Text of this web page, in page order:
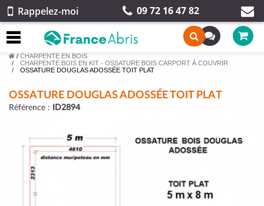
Rappelez-moi 09 72 16 47 82
/ CHARPENTE EN BOIS
CHARPENTE BOIS EN KIT - OSSATURE BOIS CARPORT À COUVRIR
OSSATURE DOUGLAS ADOSSÉE TOIT PLAT
OSSATURE DOUGLAS ADOSSÉE TOIT PLAT
Référence : ID2894